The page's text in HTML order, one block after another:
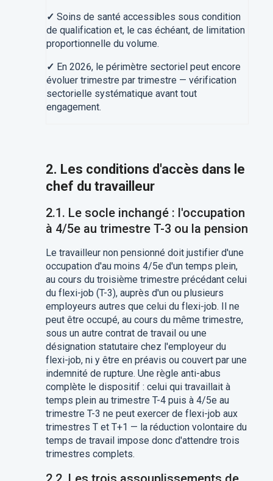
✓ Soins de santé accessibles sous condition
de qualification et, le cas échéant, de limitation
proportionnelle du volume.
✓ En 2026, le périmètre sectoriel peut encore
évoluer trimestre par trimestre — vérification
sectorielle systématique avant tout
engagement.
2. Les conditions d'accès dans le
chef du travailleur
2.1. Le socle inchangé : l'occupation
à 4/5e au trimestre T-3 ou la pension
Le travailleur non pensionné doit justifier d'une
occupation d'au moins 4/5e d'un temps plein,
au cours du troisième trimestre précédant celui
du flexi-job (T-3), auprès d'un ou plusieurs
employeurs autres que celui du flexi-job. Il ne
peut être occupé, au cours du même trimestre,
sous un autre contrat de travail ou une
désignation statutaire chez l'employeur du
flexi-job, ni y être en préavis ou couvert par une
indemnité de rupture. Une règle anti-abus
complète le dispositif : celui qui travaillait à
temps plein au trimestre T-4 puis à 4/5e au
trimestre T-3 ne peut exercer de flexi-job aux
trimestres T et T+1 — la réduction volontaire du
temps de travail impose donc d'attendre trois
trimestres complets.